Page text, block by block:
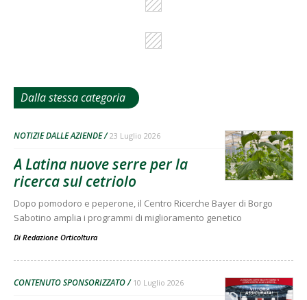
Dalla stessa categoria
NOTIZIE DALLE AZIENDE 23 Luglio 2026
A Latina nuove serre per la
ricerca sul cetriolo
Dopo pomodoro e peperone, il Centro Ricerche Bayer di Borgo
Sabotino amplia i programmi di miglioramento genetico
Di Redazione Orticoltura
CONTENUTO SPONSORIZZATO 10 Luglio 2026